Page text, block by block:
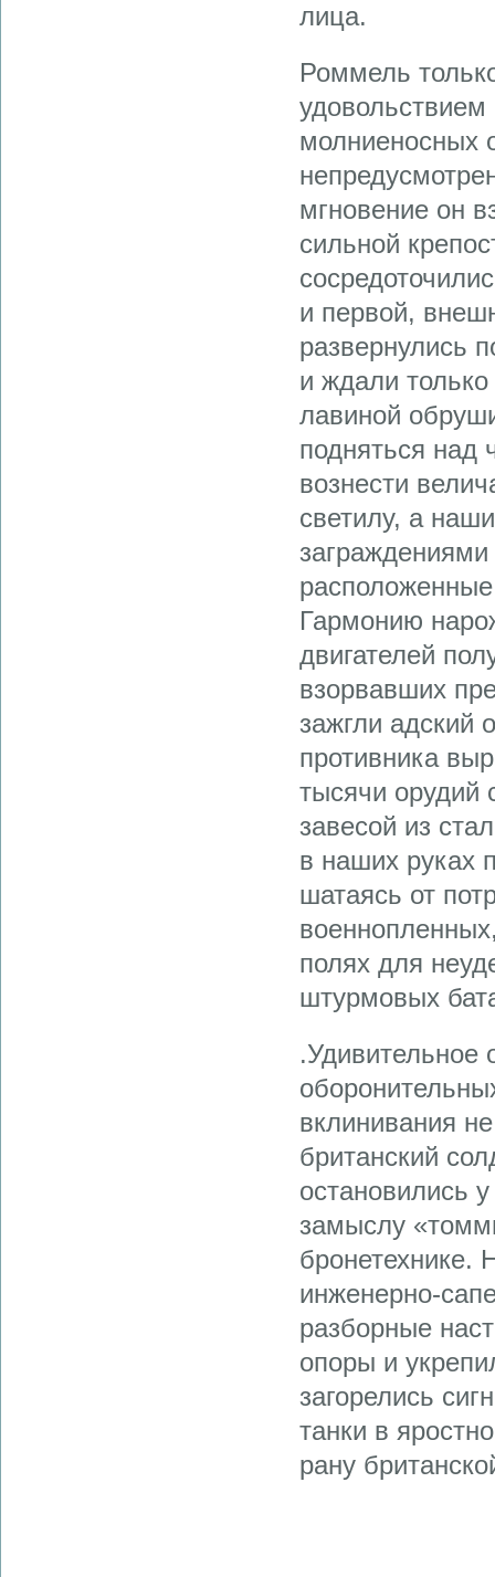
лица.
Роммель
молниеносных
мгновение он
сильной
и первой,
развернулись
и ждали
лавиной
подняться над
вознести
светилу, а
Гармонию
двигателей
взорвавших
зажгли адский
противника
тысячи орудий
завесой из
в наших руках
шатаясь от
полях для
штурмовых
вклинивания
британский
остановились
замыслу
бронетехнике.
инженерно-
разборные
опоры и
загорелись
танки в
рану